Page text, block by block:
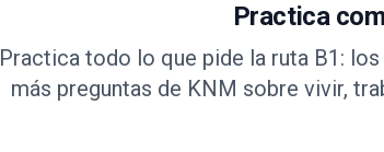
Practica
Practica todo lo que pide la ruta B1:
más preguntas de KNM sobre vivir,